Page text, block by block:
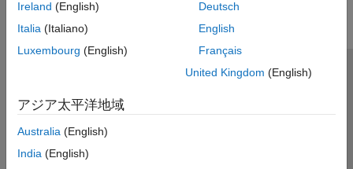
Ireland (English)
Italia (Italiano)
Luxembourg (English)
Deutsch
English
Français
United Kingdom (English)
アジア太平洋地域
Australia (English)
India (English)
プライバシー ポリシー
違法コピー防止
アプリケーション ステータス